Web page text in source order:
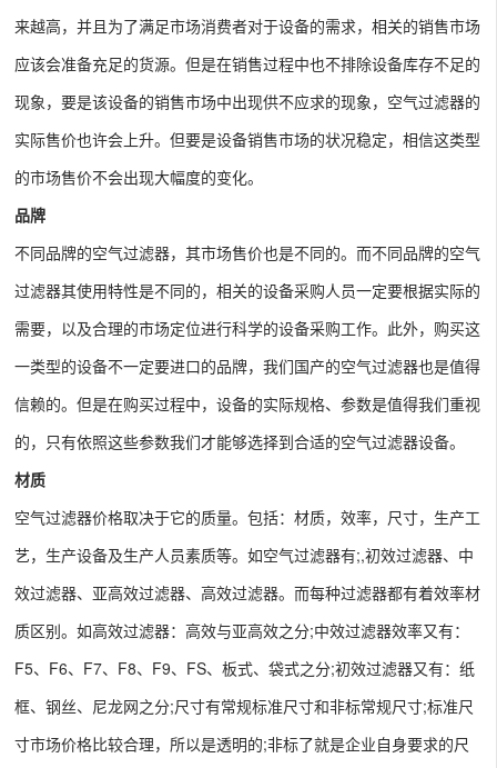
来越高，并且为了满足市场消费者对于设备的需求，相关的销售市场
应该会准备充足的货源。但是在销售过程中也不排除设备库存不足的
现象，要是该设备的销售市场中出现供不应求的现象，空气过滤器的
实际售价也许会上升。但要是设备销售市场的状况稳定，相信这类型
的市场售价不会出现大幅度的变化。
品牌
不同品牌的空气过滤器，其市场售价也是不同的。而不同品牌的空气
过滤器其使用特性是不同的，相关的设备采购人员一定要根据实际的
需要，以及合理的市场定位进行科学的设备采购工作。此外，购买这
一类型的设备不一定要进口的品牌，我们国产的空气过滤器也是值得
信赖的。但是在购买过程中，设备的实际规格、参数是值得我们重视
的，只有依照这些参数我们才能够选择到合适的空气过滤器设备。
材质
空气过滤器价格取决于它的质量。包括：材质，效率，尺寸，生产工
艺，生产设备及生产人员素质等。如空气过滤器有;,初效过滤器、中
效过滤器、亚高效过滤器、高效过滤器。而每种过滤器都有着效率材
质区别。如高效过滤器：高效与亚高效之分;中效过滤器效率又有：
F5、F6、F7、F8、F9、FS、板式、袋式之分;初效过滤器又有：纸
框、钢丝、尼龙网之分;尺寸有常规标准尺寸和非标常规尺寸;标准尺
寸市场价格比较合理，所以是透明的;非标了就是企业自身要求的尺